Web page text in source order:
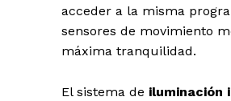
acceder a la misma
sensores de movimiento
máxima tranquilidad.
El sistema de iluminación